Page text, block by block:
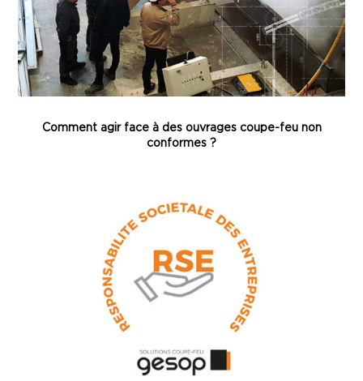
Comment agir face à des ouvrages coupe-feu non
conformes ?